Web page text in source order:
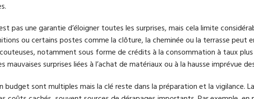
pas une garantie d’éloigner toutes les surprises, mais cela limite
ou certains postes comme la clôture, la cheminée ou la terrasse peut
notamment sous forme de crédits à la consommation à taux
surprises liées à l’achat de matériaux ou à la hausse imprévue
budget sont multiples mais la clé reste dans la préparation et la vigilance.